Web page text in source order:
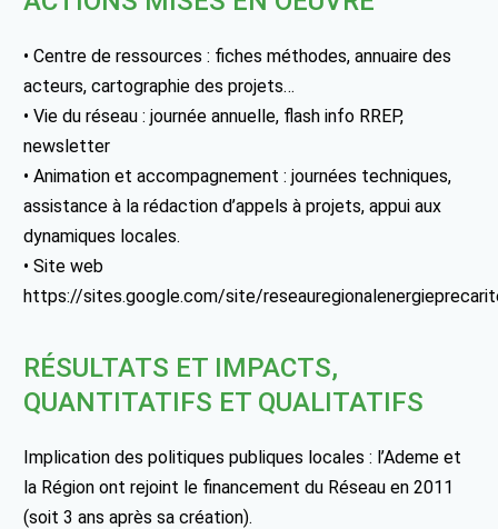
• Centre de ressources : fiches méthodes, annuaire des
acteurs, cartographie des projets…
• Vie du réseau : journée annuelle, flash info RREP,
newsletter
• Animation et accompagnement : journées techniques,
assistance à la rédaction d’appels à projets, appui aux
dynamiques locales.
• Site web
https://sites.google.com/site/
RÉSULTATS ET IMPACTS,
QUANTITATIFS ET QUALITATIFS
Implication des politiques publiques locales : l’Ademe et
la Région ont rejoint le financement du Réseau en 2011
(soit 3 ans après sa création).